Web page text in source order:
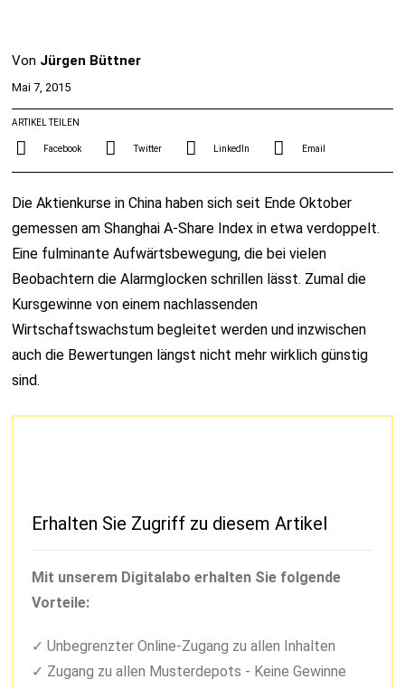
Von Jürgen Büttner
Mai 7, 2015
ARTIKEL TEILEN
Facebook Twitter LinkedIn Email
Die Aktienkurse in China haben sich seit Ende Oktober
gemessen am Shanghai A-Share Index in etwa verdoppelt.
Eine fulminante Aufwärtsbewegung, die bei vielen
Beobachtern die Alarmglocken schrillen lässt. Zumal die
Kursgewinne von einem nachlassenden
Wirtschaftswachstum begleitet werden und inzwischen
auch die Bewertungen längst nicht mehr wirklich günstig
sind.
Erhalten Sie Zugriff zu diesem Artikel
Mit unserem Digitalabo erhalten Sie folgende
Vorteile:
Unbegrenzter Online-Zugang zu allen Inhalten
Zugang zu allen Musterdepots - Keine Gewinne